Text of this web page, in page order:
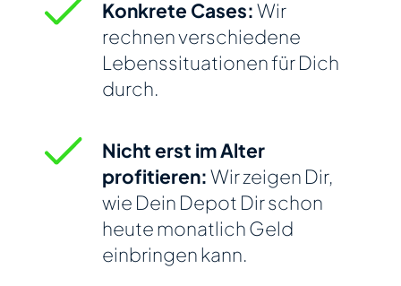
Konkrete Cases:Wir
rechnen verschiedene
Lebenssituationen für Dich
durch.
Nicht erst im Alter
profitieren:Wir zeigen Dir,
wie Dein Depot Dir schon
heute monatlich Geld
einbringen kann.